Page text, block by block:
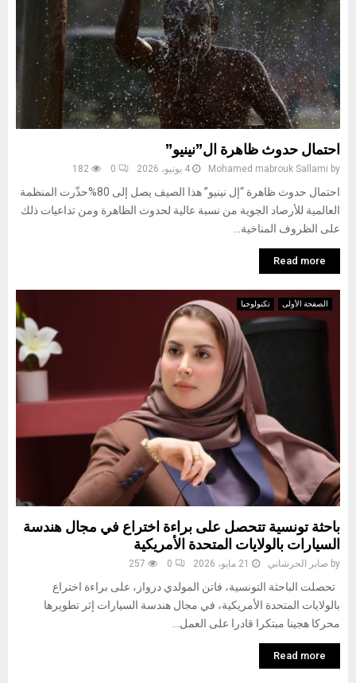
احتمال حدوث ظاهرة ال”نينيو”
by
Mohamed mabrouk Sallami 4 يونيو، 2026 0
182
احتمال حدوث ظاهرة “إل نينيو” هذا الصيف يصل إلى 80%حذّرت المنظمة
العالمية للأرصاد الجوية من نسبة عالية لحدوث الظاهرة ومن تداعيات ذلك
على الظروف المناخية...
Read more
الصفحة الأولى تكنولوجيا
باحثة تونسية تتحصل على براءة اختراع في مجال هندسة
السيارات بالولايات المتحدة الأمريكية
by صابر الحرشاني 21 مايو، 2026 0
257
تحصلت الباحثة التونسية، فاتن المولدي درواز، على براءة اختراع
بالولايات المتحدة الأمريكية، في مجال هندسة السيارات إثر تطويرها
محركا هجينا مبتكرا قادرا على العمل...
Read more